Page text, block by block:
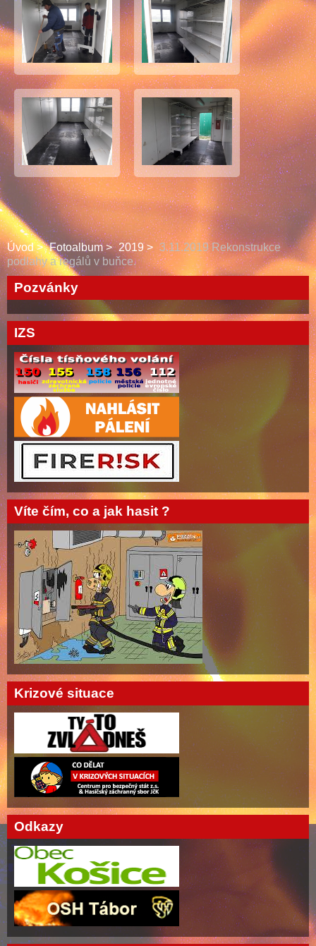
Úvod Fotoalbum 2019
3.11.2019 Rekonstrukce
podlahy a regálů v buňce.
Pozvánky
IZS
Víte čím, co a jak hasit ?
Krizové situace
Odkazy